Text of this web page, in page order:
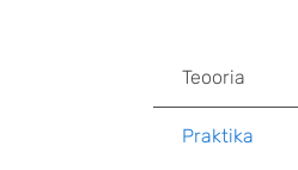
Teooria
Praktika